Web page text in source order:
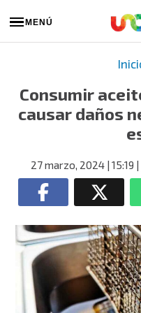
MENÚ
Consumir
causar daños
27 marzo, 2024 | 15:19 |